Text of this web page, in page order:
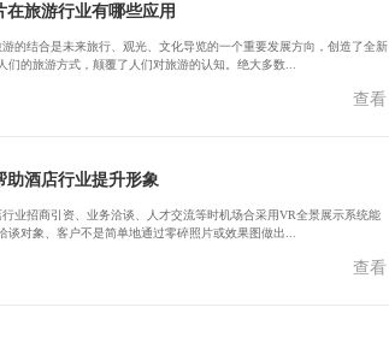
在旅游行业有哪些应用
的结合是未来旅行、观光、文化导览的一个重要发展方向，创造了全新
们的旅游方式，颠覆了人们对旅游的认知。绝大多数...
查看
助酒店行业提升形象
业招商引资、业务洽谈、人才交流等时机场合采用VR全景展示系统能
谈对象、客户不是简单地通过零碎照片或效果图做出...
查看